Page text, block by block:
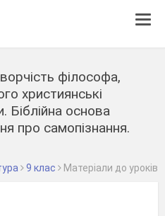
філософа,
християнські
Біблійна основа
про самопізнання.
9 клас Матеріали до уроків